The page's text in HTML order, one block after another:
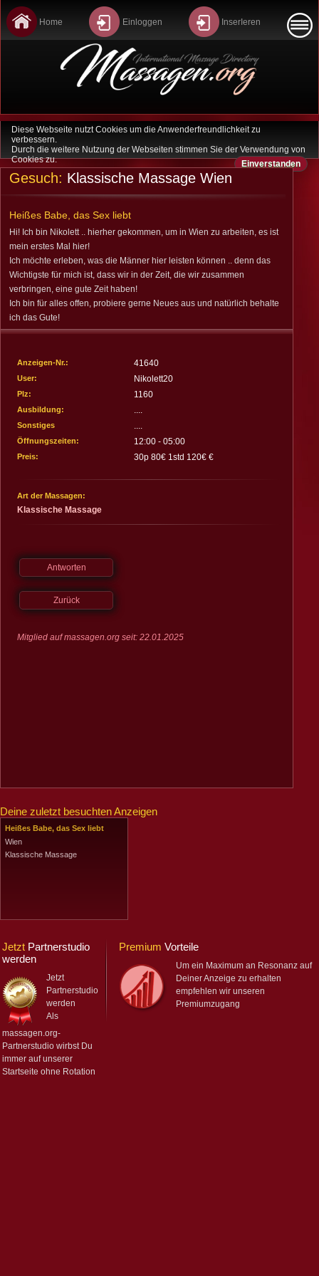
Home Einloggen InserIeren
Last Minute
Sitemap
Datenschutz
Kontakt
Diese Webseite nutzt Cookies um die Anwenderfreundlichkeit zu
verbessern.
Durch die weitere Nutzung der Webseiten stimmen Sie der Verwendung von
Cookies zu.
Einverstanden
Gesuch: Klassische Massage Wien
Heißes Babe, das Sex liebt
Hi! Ich bin Nikolett .. hierher gekommen, um in Wien zu arbeiten, es ist
mein erstes Mal hier!
Ich möchte erleben, was die Männer hier leisten können .. denn das
Wichtigste für mich ist, dass wir in der Zeit, die wir zusammen
verbringen, eine gute Zeit haben!
Ich bin für alles offen, probiere gerne Neues aus und natürlich behalte
ich das Gute!
Anzeigen-Nr.: 41640
User: Nikolett20
Plz: 1160
Ausbildung: ....
Sonstiges ....
Öffnungszeiten: 12:00 - 05:00
Preis: 30p 80€ 1std 120€ €
Art der Massagen:
Klassische Massage
Antworten
Zurück
Mitglied auf massagen.org seit: 22.01.2025
Deine zuletzt besuchten Anzeigen
Heißes Babe, das Sex liebt
Wien
Klassische Massage
Jetzt Partnerstudio
werden
Jetzt
Partnerstudio
werden
Als
massagen.org-
Partnerstudio wirbst Du
immer auf unserer
Startseite ohne Rotation
Premium Vorteile
Um ein Maximum an Resonanz auf
Deiner Anzeige zu erhalten
empfehlen wir unseren
Premiumzugang